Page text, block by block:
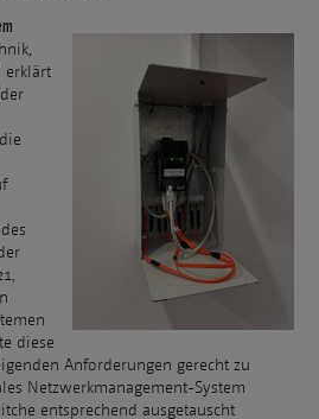
erklärt
diese
Anforderungen gerecht zu
Netzwerkmanagement-System
entsprechend ausgetauscht